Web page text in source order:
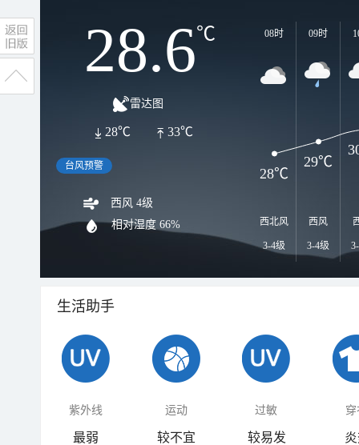
28.6℃
雷达图
33℃
28℃
台风预警
西风 4级
相对湿度 66%
08时
西北风
3-4级
09时
西风
3-4级
28℃
29℃
生活助手
紫外线 运动 过敏 穿
最弱 较不宜 较易发